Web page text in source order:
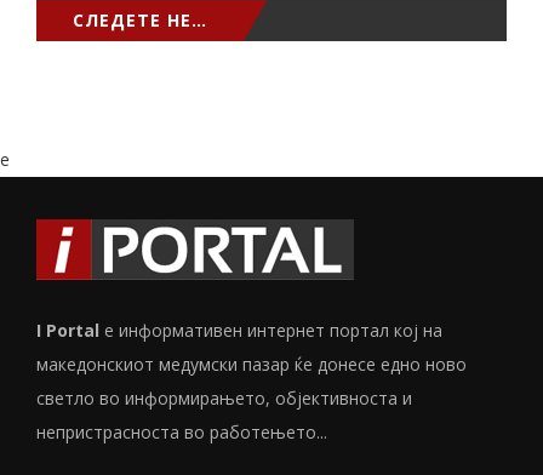
СЛЕДЕТЕ НЕ…
e
I Portal е информативен интернет портал кој на
македонскиот медумски пазар ќе донесе едно ново
светло во информирањето, објективноста и
непристрасноста во работењето...